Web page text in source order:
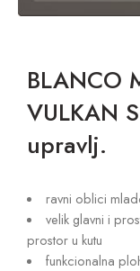
BLANCO
VULKAN
upravlj.
ravni oblici
velik glavni i
prostor u kutu
funkcionalna